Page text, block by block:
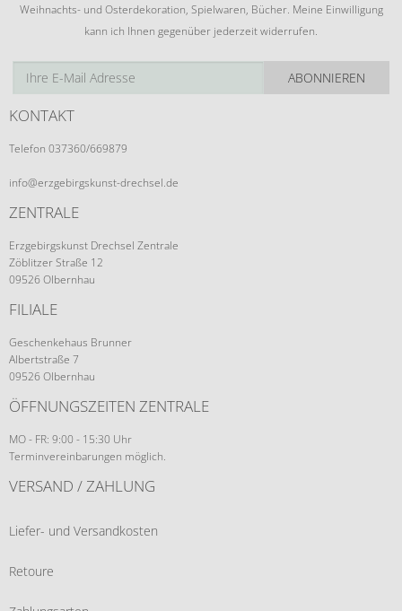
Weihnachts- und Osterdekoration, Spielwaren, Bücher. Meine Einwilligung
kann ich Ihnen gegenüber jederzeit widerrufen.
ABONNIEREN
KONTAKT
Telefon 037360/669879
info@erzgebirgskunst-drechsel.de
ZENTRALE
Erzgebirgskunst Drechsel Zentrale
Zöblitzer Straße 12
09526 Olbernhau
FILIALE
Geschenkehaus Brunner
Albertstraße 7
09526 Olbernhau
ÖFFNUNGSZEITEN ZENTRALE
MO - FR: 9:00 - 15:30 Uhr
Terminvereinbarungen möglich.
VERSAND / ZAHLUNG
Liefer- und Versandkosten
Retoure